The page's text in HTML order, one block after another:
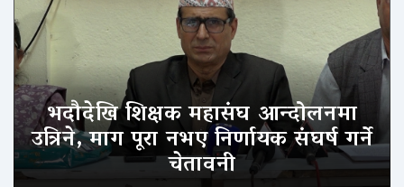
भदौदेखि शिक्षक महासंघ आन्दोलनमा
उत्रिने, माग पूरा नभए निर्णायक संघर्ष गर्ने
चेतावनी